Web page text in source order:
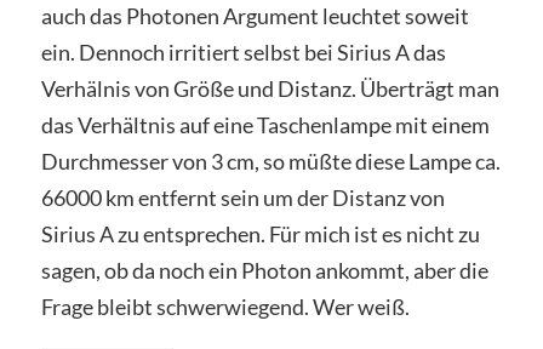
auch das Photonen Argument leuchtet soweit
ein. Dennoch irritiert selbst bei Sirius A das
Verhälnis von Größe und Distanz. Überträgt man
das Verhältnis auf eine Taschenlampe mit einem
Durchmesser von 3 cm, so müßte diese Lampe ca.
66000 km entfernt sein um der Distanz von
Sirius A zu entsprechen. Für mich ist es nicht zu
sagen, ob da noch ein Photon ankommt, aber die
Frage bleibt schwerwiegend. Wer weiß.